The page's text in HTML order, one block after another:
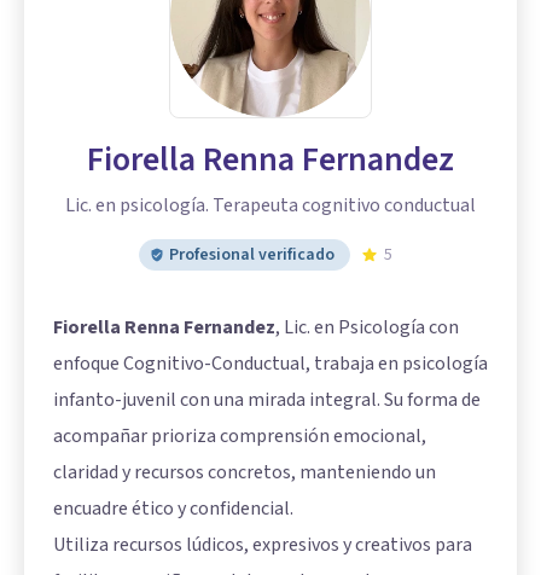
Fiorella Renna Fernandez
Lic. en psicología. Terapeuta cognitivo conductual
Profesional verificado 5
Fiorella Renna Fernandez, Lic. en Psicología con
enfoque Cognitivo-Conductual, trabaja en psicología
infanto-juvenil con una mirada integral. Su forma de
acompañar prioriza comprensión emocional,
claridad y recursos concretos, manteniendo un
encuadre ético y confidencial.
Utiliza recursos lúdicos, expresivos y creativos para